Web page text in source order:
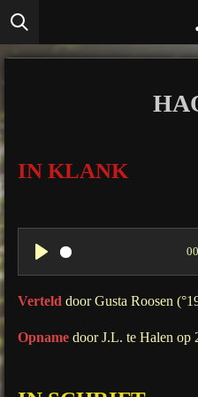
Ga
direct
naar
IN KLANK
P
l
y
Verteld door Gusta Roosen
Opname door J.L. te Halen op